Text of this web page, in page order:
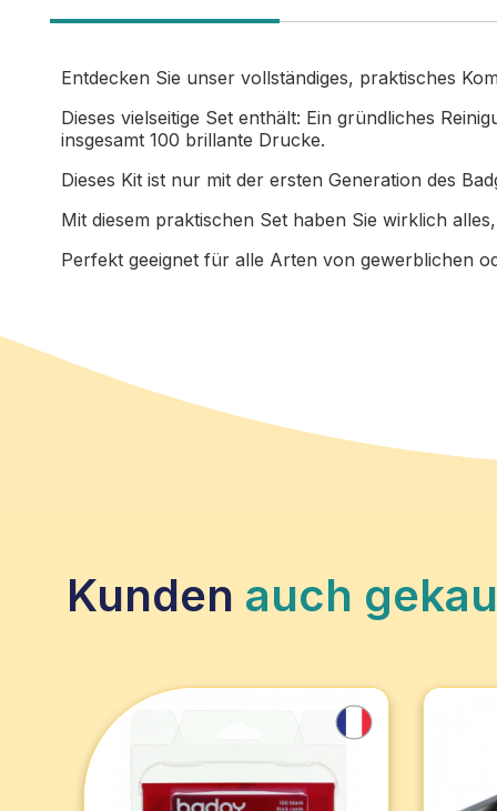
Entdecken Sie unser vollständiges, praktisches
Dieses vielseitige Set enthält: Ein gründliches
insgesamt 100 brillante Drucke.
Dieses Kit ist nur mit der ersten Generation des
Mit diesem praktischen Set haben Sie wirklich
Perfekt geeignet für alle Arten von gewerblichen
Kunden auch
bedruckbaren Karten, ideal
für Badgy